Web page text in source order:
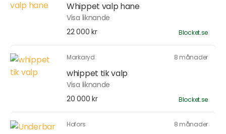
Whippet valp hane
Visa liknande
22 000 kr
Blocket.se
Markaryd 8 månader
whippet tik valp
Visa liknande
20 000 kr
Blocket.se
Hofors 8 månader